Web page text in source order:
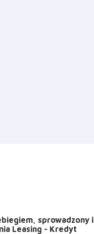
sprowadzony i
Leasing - Kredyt